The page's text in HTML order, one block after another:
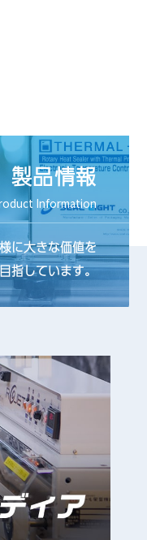
製品情報
Information
に大きな価値を
指しています。